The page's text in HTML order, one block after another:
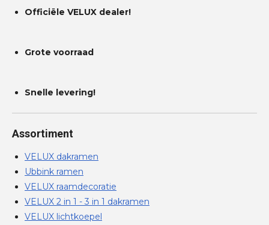
Officiële VELUX dealer!
Grote voorraad
Snelle levering!
Assortiment
VELUX dakramen
Ubbink ramen
VELUX raamdecoratie
VELUX 2 in 1 - 3 in 1 dakramen
VELUX lichtkoepel